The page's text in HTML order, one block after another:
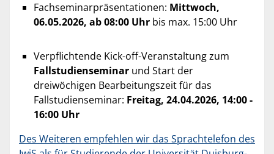
Fachseminarpräsentationen: Mittwoch,
06.05.2026, ab 08:00 Uhr bis max. 15:00 Uhr
Verpflichtende Kick-off-Veranstaltung zum
Fallstudienseminar und Start der
dreiwöchigen Bearbeitungszeit für das
Fallstudienseminar: Freitag, 24.04.2026, 14:00 -
16:00 Uhr
Des Weiteren empfehlen wir das Sprachtelefon des